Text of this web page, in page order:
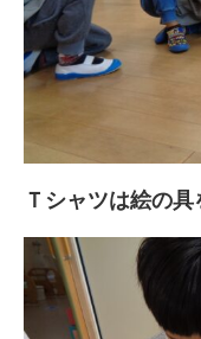
Ｔシャツは絵の